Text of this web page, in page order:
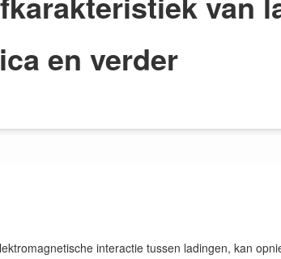
en verder
interactie tussen ladingen, kan